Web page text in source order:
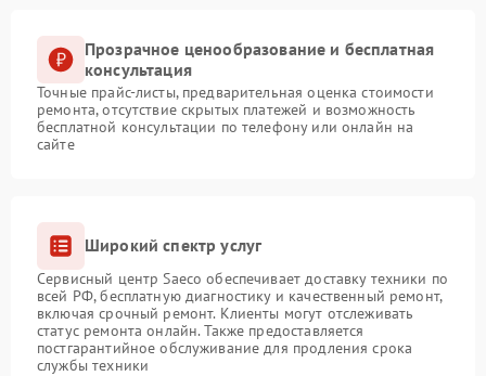
Прозрачное ценообразование и бесплатная
консультация
Точные прайс-листы, предварительная оценка стоимости
ремонта, отсутствие скрытых платежей и возможность
бесплатной консультации по телефону или онлайн на
сайте
Широкий спектр услуг
Сервисный центр Saeco обеспечивает доставку техники по
всей РФ, бесплатную диагностику и качественный ремонт,
включая срочный ремонт. Клиенты могут отслеживать
статус ремонта онлайн. Также предоставляется
постгарантийное обслуживание для продления срока
службы техники